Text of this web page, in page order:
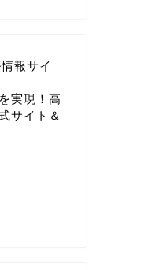
報サイ
実現！高
サイト＆